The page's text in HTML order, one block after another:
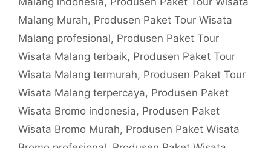
Malang Murah, Produsen Paket Tour Wisata
Malang profesional, Produsen Paket Tour
Wisata Malang terbaik, Produsen Paket Tour
Wisata Malang termurah, Produsen Paket Tour
Wisata Malang terpercaya, Produsen Paket
Wisata Bromo indonesia, Produsen Paket
Wisata Bromo Murah, Produsen Paket Wisata